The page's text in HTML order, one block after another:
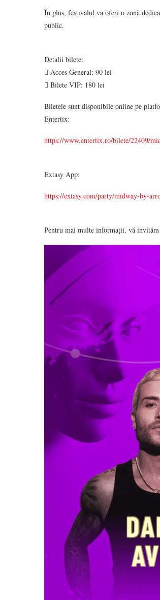
În plus, festivalul va oferi o zonă
public.
Detalii bilete:
 Acces General: 90 lei
 Bilete VIP: 180 lei
Biletele sunt disponibile online pe
Entertix:
https://www.entertix.ro/bilete/22409/
Extasy App:
https://extasy.com/party/midway-by-
Pentru mai multe informații, vă